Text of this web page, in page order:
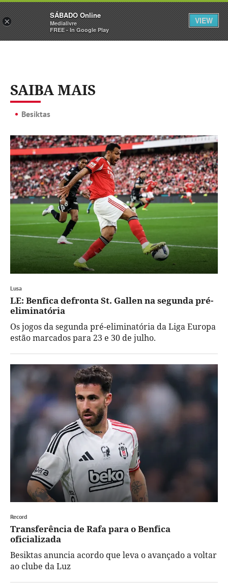
Sábado Assine Iniciar Sessão
SAIBA MAIS
Besiktas
Lusa
LE: Benfica defronta St. Gallen na segunda pré-
eliminatória
Os jogos da segunda pré-eliminatória da Liga Europa
estão marcados para 23 e 30 de julho.
Record
Transferência de Rafa para o Benfica
oficializada
Besiktas anuncia acordo que leva o avançado a voltar
ao clube da Luz
×
SÁBADO Online
Medialivre
FREE - In Google Play
VIEW